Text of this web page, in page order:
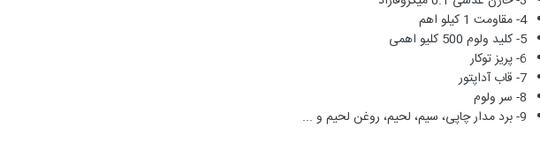
4- مقاومت 1 کیلو اهم
5- کلید ولوم 500 کلیو اهمی
6- پریز توکار
7- قاب آداپتور
8- سر ولوم
9- برد مدار چاپی، سیم، لحیم، روغن لحیم و ...